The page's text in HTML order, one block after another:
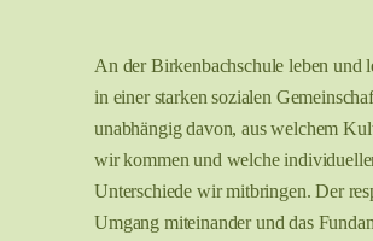
An der Birkenbachschule leben und
in einer starken sozialen
unabhängig davon, aus welchem
wir kommen und welche
Unterschiede wir mitbringen. Der
Umgang miteinander und das